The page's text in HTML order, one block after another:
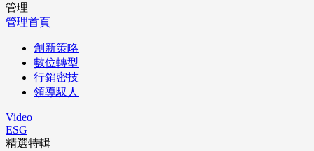
管理
管理首頁
創新策略
數位轉型
行銷密技
領導馭人
Video
ESG
精選特輯